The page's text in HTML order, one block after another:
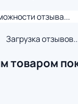
отзыва...
Загрузка
товаром